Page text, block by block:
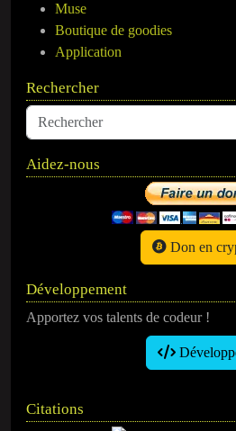
Muse
Boutique de goodies
Application
Rechercher
Aidez-nous
Don en
Développement
Apportez vos talents de codeur !
Citations